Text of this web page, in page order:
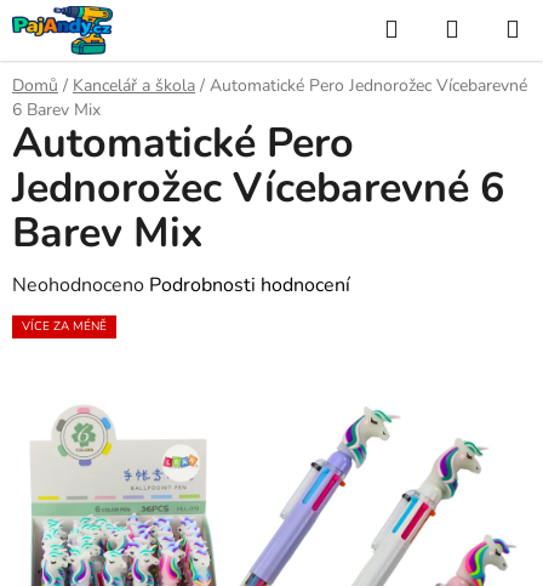
Přejít
na
obsah
Hledat
KOŠÍK
Domů / Kancelář a škola / Automatické Pero Jednorožec Vícebarevné
6 Barev Mix
Automatické Pero
Jednorožec Vícebarevné 6
Barev Mix
Průměrné
hodnocení
hvězdiček.
Neohodnoceno Podrobnosti hodnocení
VÍCE ZA MÉNĚ